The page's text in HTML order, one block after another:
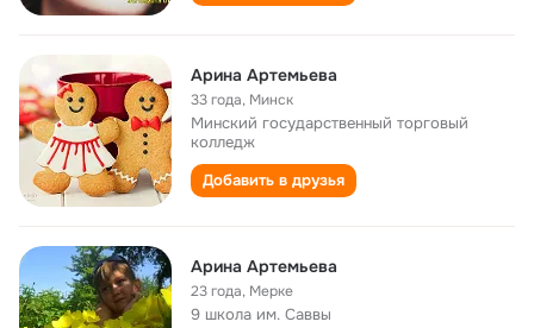
Арина Артемьева
33 года, Минск
Минский государственный торговый
колледж
Добавить в друзья
Арина Артемьева
23 года, Мерке
9 школа им. Саввы